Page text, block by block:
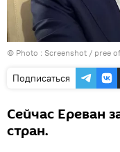
© Photo : Screenshot / pree
Подписаться
Сейчас Ереван
стран.